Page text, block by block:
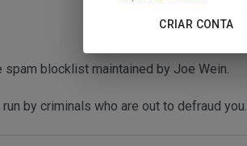
blocklist maintained by Joe Wein.
by criminals who are out to defraud you.
CRIAR CONTA